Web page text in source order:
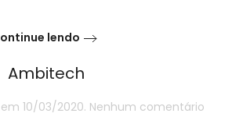
lendo
Ambitech
em 10/03/2020. Nenhum comentárioem